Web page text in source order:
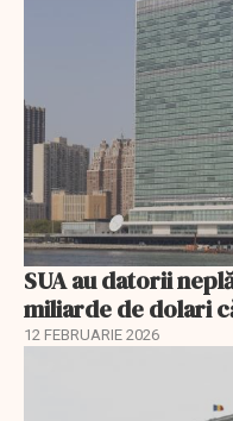
SUA au datorii
miliarde de dolari
12 FEBRUARIE 2026